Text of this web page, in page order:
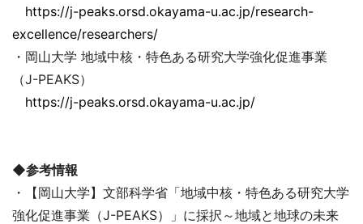
https://j-peaks.orsd.okayama-u.ac.jp/research-
excellence/researchers/
・岡山大学 地域中核・特色ある研究大学強化促進事業
（J-PEAKS）
https://j-peaks.orsd.okayama-u.ac.jp/
◆参考情報
・【岡山大学】文部科学省「地域中核・特色ある研究大学
強化促進事業（J-PEAKS）」に採択～地域と地球の未来